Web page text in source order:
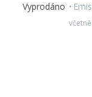
Vyprodáno